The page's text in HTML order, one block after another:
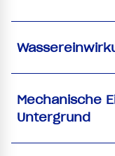
Mechanische
Untergrund